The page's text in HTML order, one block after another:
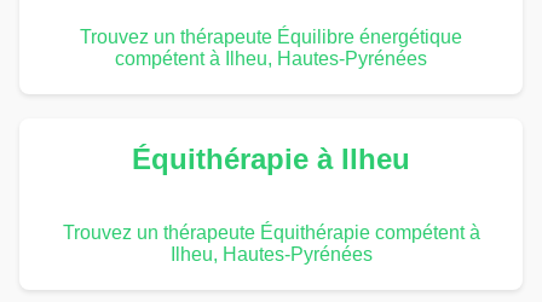
Trouvez un thérapeute Équilibre énergétique
compétent à Ilheu, Hautes-Pyrénées
Équithérapie à Ilheu
Trouvez un thérapeute Équithérapie compétent à
Ilheu, Hautes-Pyrénées